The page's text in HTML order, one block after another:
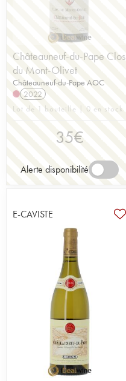
Châteauneuf-du-Pape Clos
du Mont-Olivet
Châteauneuf-du-Pape AOC
2022
Lot de 1 bouteille | 0 en stock
35€
Alerte disponibilité
E-CAVISTE